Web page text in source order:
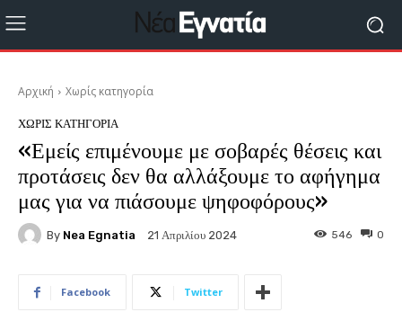
Αρχική Χωρίς κατηγορία
ΧΩΡΊΣ ΚΑΤΗΓΟΡΊΑ
«Εμείς επιμένουμε με σοβαρές θέσεις και
προτάσεις δεν θα αλλάξουμε το αφήγημα
μας για να πιάσουμε ψηφοφόρους»
By Nea Egnatia 21 Απριλίου 2024 0
546
Facebook Twitter